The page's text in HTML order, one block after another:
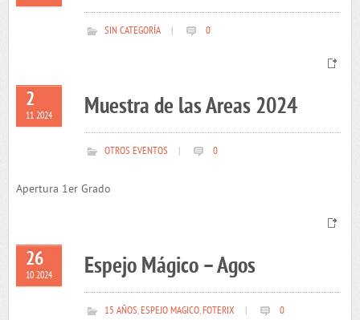
SIN CATEGORÍA 0
2
11 2024 Muestra de las Areas 2024
OTROS EVENTOS 0
Apertura 1er Grado
26
10 2024 Espejo Mágico – Agos
15 AÑOS,ESPEJO MAGICO,FOTERIX 0